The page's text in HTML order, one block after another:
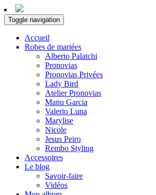
Toggle navigation
Accueil
Robes de mariées
Alberto Palatchi
Pronovias
Pronovias Privées
Lady Bird
Atelier Pronovias
Manu Garcia
Valerio Luna
Marylise
Nicole
Jesus Peiro
Rembo Styling
Accessoires
Le blog
Savoir-faire
Vidéos